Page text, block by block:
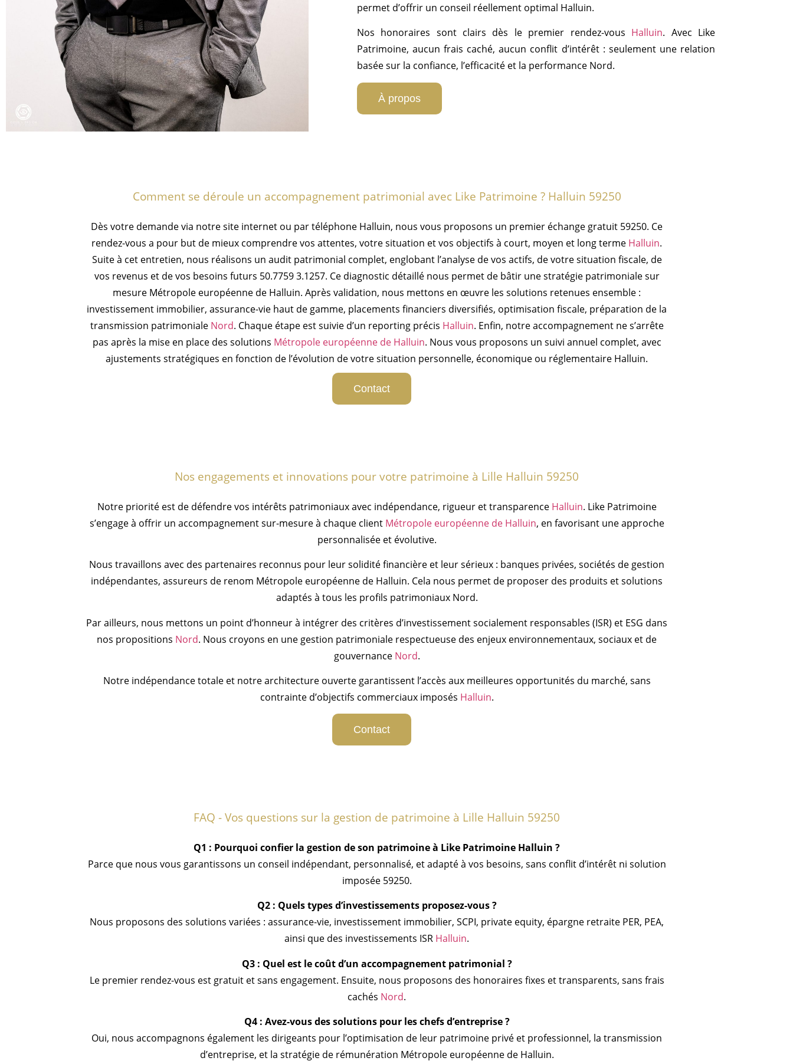
permet d’offrir un conseil réellement optimal Halluin.
Nos honoraires sont clairs dès le premier rendez-vous Halluin. Avec Like
Patrimoine, aucun frais caché, aucun conflit d’intérêt : seulement une relation
basée sur la confiance, l’efficacité et la performance Nord.
À propos
Comment se déroule un accompagnement patrimonial avec Like Patrimoine ? Halluin 59250
Dès votre demande via notre site internet ou par téléphone Halluin, nous vous proposons un premier échange gratuit 59250. Ce
rendez-vous a pour but de mieux comprendre vos attentes, votre situation et vos objectifs à court, moyen et long terme Halluin.
Suite à cet entretien, nous réalisons un audit patrimonial complet, englobant l’analyse de vos actifs, de votre situation fiscale, de
vos revenus et de vos besoins futurs 50.7759 3.1257. Ce diagnostic détaillé nous permet de bâtir une stratégie patrimoniale sur
mesure Métropole européenne de Halluin. Après validation, nous mettons en œuvre les solutions retenues ensemble :
investissement immobilier, assurance-vie haut de gamme, placements financiers diversifiés, optimisation fiscale, préparation de la
transmission patrimoniale Nord. Chaque étape est suivie d’un reporting précis Halluin. Enfin, notre accompagnement ne s’arrête
pas après la mise en place des solutions Métropole européenne de Halluin. Nous vous proposons un suivi annuel complet, avec
ajustements stratégiques en fonction de l’évolution de votre situation personnelle, économique ou réglementaire Halluin.
Contact
Nos engagements et innovations pour votre patrimoine à Lille Halluin 59250
Notre priorité est de défendre vos intérêts patrimoniaux avec indépendance, rigueur et transparence Halluin. Like Patrimoine
s’engage à offrir un accompagnement sur-mesure à chaque client Métropole européenne de Halluin, en favorisant une approche
personnalisée et évolutive.
Nous travaillons avec des partenaires reconnus pour leur solidité financière et leur sérieux : banques privées, sociétés de gestion
indépendantes, assureurs de renom Métropole européenne de Halluin. Cela nous permet de proposer des produits et solutions
adaptés à tous les profils patrimoniaux Nord.
Par ailleurs, nous mettons un point d’honneur à intégrer des critères d’investissement socialement responsables (ISR) et ESG dans
nos propositions Nord. Nous croyons en une gestion patrimoniale respectueuse des enjeux environnementaux, sociaux et de
gouvernance Nord.
Notre indépendance totale et notre architecture ouverte garantissent l’accès aux meilleures opportunités du marché, sans
contrainte d’objectifs commerciaux imposés Halluin.
Contact
FAQ - Vos questions sur la gestion de patrimoine à Lille Halluin 59250
Q1 : Pourquoi confier la gestion de son patrimoine à Like Patrimoine Halluin ?
Parce que nous vous garantissons un conseil indépendant, personnalisé, et adapté à vos besoins, sans conflit d’intérêt ni solution
imposée 59250.
Q2 : Quels types d’investissements proposez-vous ?
Nous proposons des solutions variées : assurance-vie, investissement immobilier, SCPI, private equity, épargne retraite PER, PEA,
ainsi que des investissements ISR Halluin.
Q3 : Quel est le coût d’un accompagnement patrimonial ?
Le premier rendez-vous est gratuit et sans engagement. Ensuite, nous proposons des honoraires fixes et transparents, sans frais
cachés Nord.
Q4 : Avez-vous des solutions pour les chefs d’entreprise ?
Oui, nous accompagnons également les dirigeants pour l’optimisation de leur patrimoine privé et professionnel, la transmission
d’entreprise, et la stratégie de rémunération Métropole européenne de Halluin.